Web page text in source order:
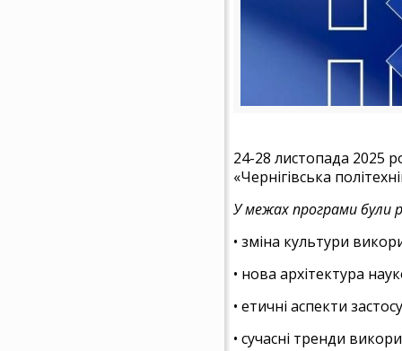
24-28 листопада 2025
«Чернігівська
У межах програми були
• зміна культури
• нова архітектура
• етичні аспекти
• сучасні тренди